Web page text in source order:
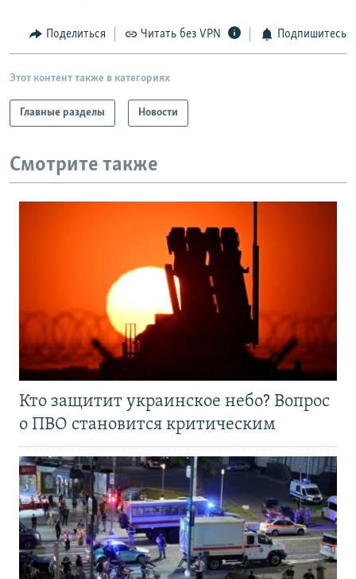
Все сайты РСЕ/РС
Поделиться Читать без VPN Подпишитесь
Этот контент также в категориях
Главные разделы Новости
Смотрите также
Кто защитит украинское небо? Вопрос
о ПВО становится критическим